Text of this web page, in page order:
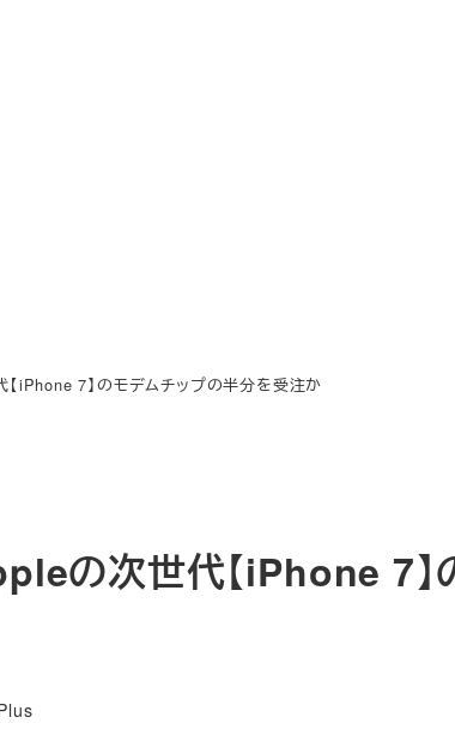
iPhone 7】のモデムチップの半分を受注か
の次世代【iPhone 7】